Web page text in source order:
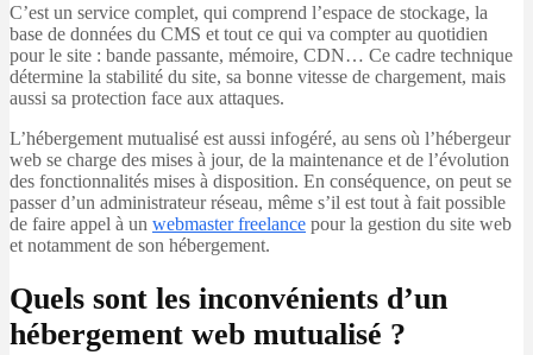
C’est un service complet, qui comprend l’espace de stockage, la
base de données du CMS et tout ce qui va compter au quotidien
pour le site : bande passante, mémoire, CDN… Ce cadre technique
détermine la stabilité du site, sa bonne vitesse de chargement, mais
aussi sa protection face aux attaques.
L’hébergement mutualisé est aussi infogéré, au sens où l’hébergeur
web se charge des mises à jour, de la maintenance et de l’évolution
des fonctionnalités mises à disposition. En conséquence, on peut se
passer d’un administrateur réseau, même s’il est tout à fait possible
de faire appel à un webmaster freelance pour la gestion du site web
et notamment de son hébergement.
Quels sont les inconvénients d’un
hébergement web mutualisé ?